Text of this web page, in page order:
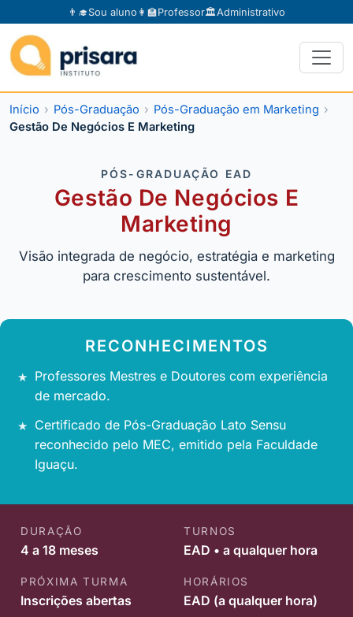
👨‍🎓Sou aluno 👩‍🏫Professor🏛️Administrativo
Início Pós-Graduação
Pós-Graduação em Marketing
Gestão De Negócios E Marketing
PÓS-GRADUAÇÃO EAD
Gestão De Negócios E
Marketing
Visão integrada de negócio, estratégia e marketing
para crescimento sustentável.
RECONHECIMENTOS
Professores Mestres e Doutores com experiência
de mercado.
Certificado de Pós-Graduação Lato Sensu
reconhecido pelo MEC, emitido pela Faculdade
Iguaçu.
DURAÇÃO
4 a 18 meses
TURNOS
EAD • a qualquer hora
PRÓXIMA TURMA
Inscrições abertas
HORÁRIOS
EAD (a qualquer hora)